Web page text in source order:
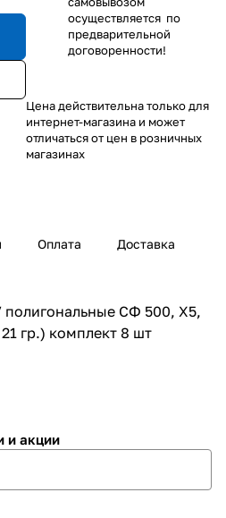
осуществляется по
предварительной
договоренности!
Цена действительна только для
интернет-магазина и может
отличаться от цен в розничных
магазинах
Оплата Доставка
полигональные СФ 500, X5,
гр.) комплект 8 шт
и акции